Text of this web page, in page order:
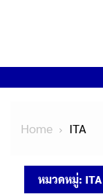
Home ITA
หมวดหมู่: ITA